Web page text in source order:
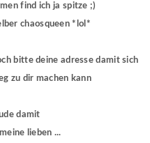
find ich ja spitze ;)
chaosqueen *lol*
bitte deine adresse damit sich
zu dir machen kann
damit
lieben ...